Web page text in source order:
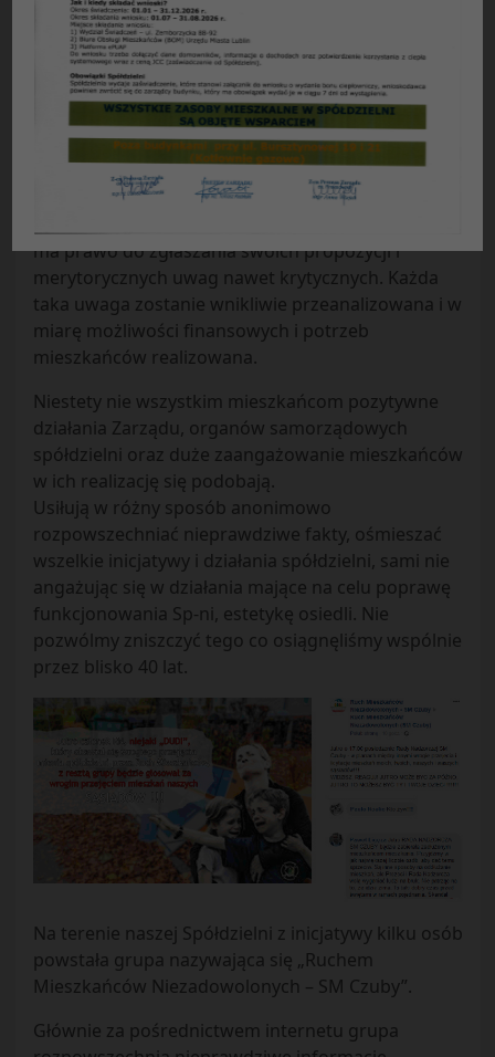
Spółdzielnia jest własnością wszystkich
członków i jako współwłaściciele powinniśmy o
nią wszyscy dbać. Wszystkim mieszkańcom
powinno zależeć na poprawie warunków
zamieszkiwania w naszej Spółdzielni.
ma prawo do zgłaszania swoich propozycji i
merytorycznych uwag nawet krytycznych. Każda
taka uwaga zostanie wnikliwie przeanalizowana i w
miarę możliwości finansowych i potrzeb
mieszkańców realizowana.
Niestety nie wszystkim mieszkańcom pozytywne
działania Zarządu, organów samorządowych
spółdzielni oraz duże zaangażowanie mieszkańców
w ich realizację się podobają.
Usiłują w różny sposób anonimowo
rozpowszechniać nieprawdziwe fakty, ośmieszać
wszelkie inicjatywy i działania spółdzielni, sami nie
angażując się w działania mające na celu poprawę
funkcjonowania Sp-ni, estetykę osiedli. Nie
pozwólmy zniszczyć tego co osiągnęliśmy wspólnie
przez blisko 40 lat.
Na terenie naszej Spółdzielni z inicjatywy kilku osób
powstała grupa nazywająca się „Ruchem
Mieszkańców Niezadowolonych – SM Czuby”.
Głównie za pośrednictwem internetu grupa